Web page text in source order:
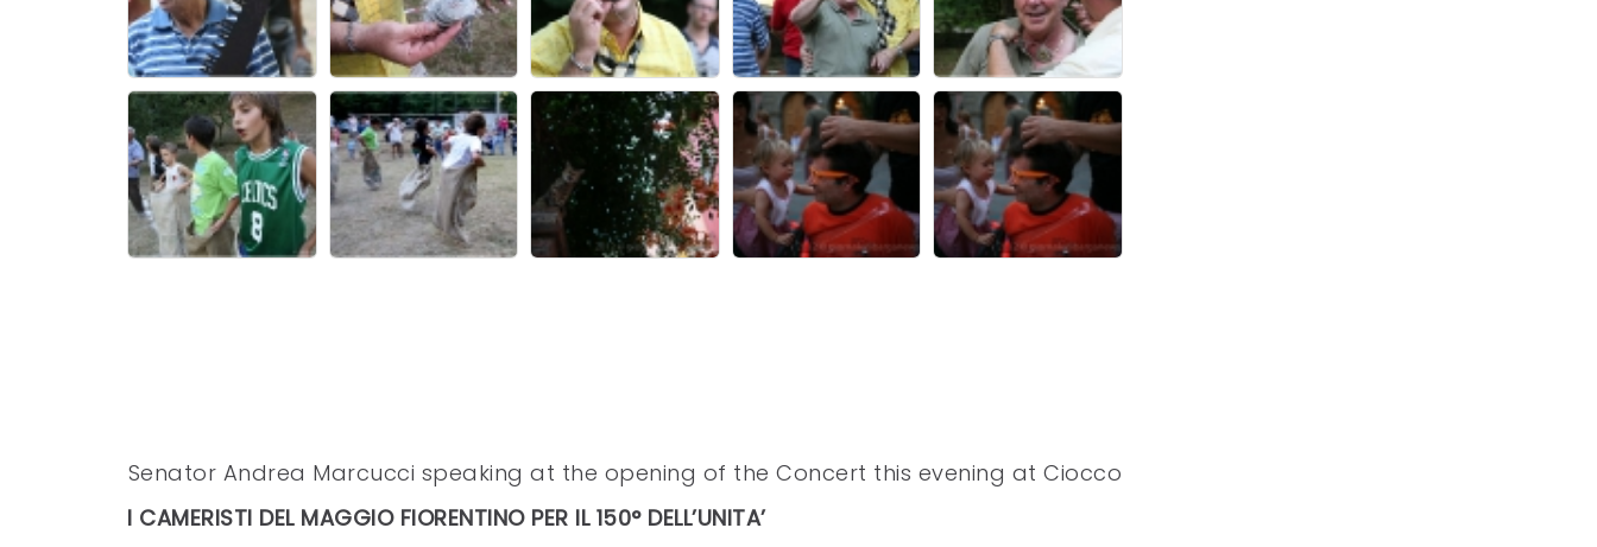
Senator Andrea Marcucci speaking at the opening of the Concert this evening at Ciocco
I CAMERISTI DEL MAGGIO FIORENTINO PER IL 150° DELL’UNITA’